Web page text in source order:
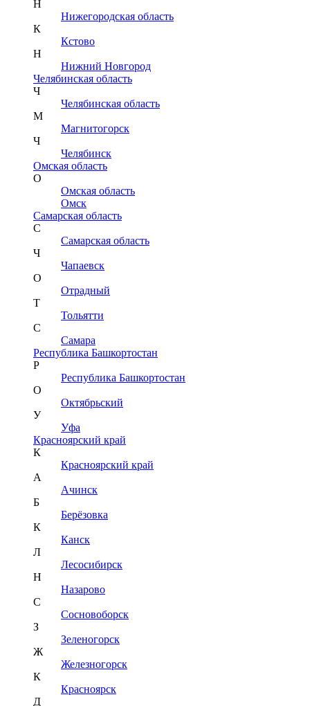
Н
Нижегородская область
К
Кстово
Н
Нижний Новгород
Челябинская область
Ч
Челябинская область
М
Магнитогорск
Ч
Челябинск
Омская область
О
Омская область
Омск
Самарская область
С
Самарская область
Ч
Чапаевск
О
Отрадный
Т
Тольятти
С
Самара
Республика Башкортостан
Р
Республика Башкортостан
О
Октябрьский
У
Уфа
Красноярский край
К
Красноярский край
А
Ачинск
Б
Берёзовка
К
Канск
Л
Лесосибирск
Н
Назарово
С
Сосновоборск
З
Зеленогорск
Ж
Железногорск
К
Красноярск
Д